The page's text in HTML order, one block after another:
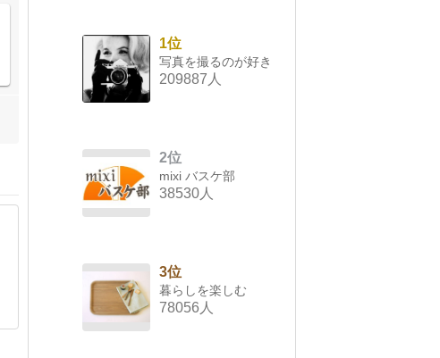
1位
写真を撮るのが好き
209887人
2位
mixi バスケ部
38530人
3位
暮らしを楽しむ
78056人